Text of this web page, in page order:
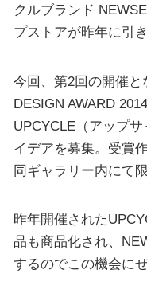
クルブランド
プストアが昨年に引
今回、第2回の開催と
DESIGN AWARD
UPCYCLE（アップ
イデアを募集。受賞
同ギャラリー内にて
昨年開催された
品も商品化され、
するのでこの機会に